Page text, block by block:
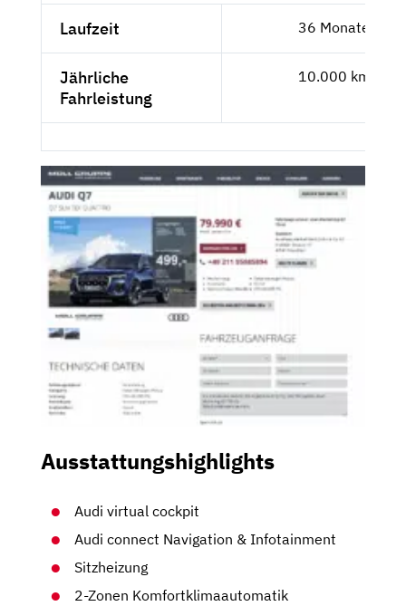
Laufzeit 36 Monate
Jährliche
Fahrleistung
10.000 km
Ausstattungshighlights
Audi virtual cockpit
Audi connect Navigation & Infotainment
Sitzheizung
2-Zonen Komfortklimaautomatik